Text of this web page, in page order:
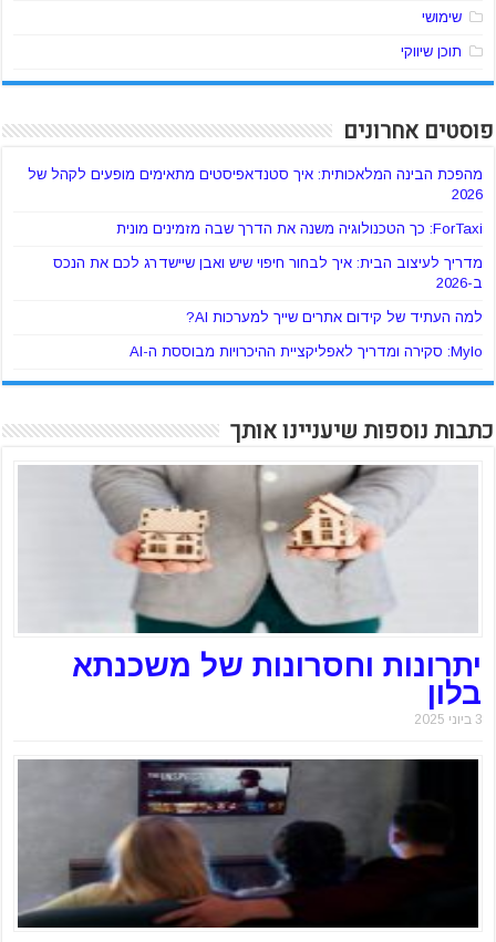
שימושי
תוכן שיווקי
פוסטים אחרונים
מהפכת הבינה המלאכותית: איך סטנדאפיסטים מתאימים מופעים לקהל של
2026
ForTaxi: כך הטכנולוגיה משנה את הדרך שבה מזמינים מונית
מדריך לעיצוב הבית: איך לבחור חיפוי שיש ואבן שיישדרג לכם את הנכס
ב-2026
למה העתיד של קידום אתרים שייך למערכות AI?
Mylo: סקירה ומדריך לאפליקציית ההיכרויות מבוססת ה-AI
כתבות נוספות שיעניינו אותך
יתרונות וחסרונות של משכנתא
בלון
3 ביוני 2025